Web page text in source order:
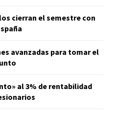
cierran el semestre con
avanzadas para tomar el
al 3% de rentabilidad